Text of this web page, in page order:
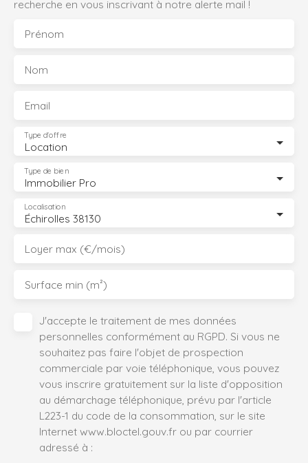
recherche en vous inscrivant à notre alerte mail !
Prénom
Nom
Email
Location
Type d'offre
Immobilier Pro
Type de bien
Échirolles 38130
Localisation
Loyer max (€/mois)
Surface min (m²)
J'accepte le traitement de mes données
personnelles conformément au RGPD. Si vous ne
souhaitez pas faire l'objet de prospection
commerciale par voie téléphonique, vous pouvez
vous inscrire gratuitement sur la liste d'opposition
au démarchage téléphonique, prévu par l'article
L223-1 du code de la consommation, sur le site
Internet www.bloctel.gouv.fr ou par courrier
adressé à :